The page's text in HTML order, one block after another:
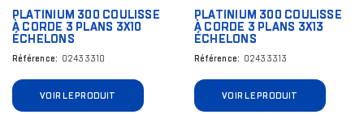
PLATINIUM 300 COULISSE
À CORDE 3 PLANS 3X10
ÉCHELONS
Référence 02433310
VOIR LE PRODUIT
PLATINIUM 300 COULISSE
À CORDE 3 PLANS 3X13
ÉCHELONS
Référence 02433313
VOIR LE PRODUIT